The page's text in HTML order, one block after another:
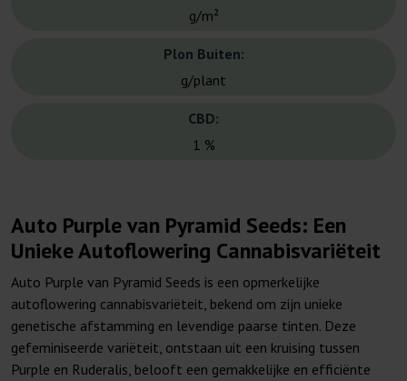
g/m²
Plon Buiten:
g/plant
CBD:
1 %
Auto Purple van Pyramid Seeds: Een
Unieke Autoflowering Cannabisvariëteit
Auto Purple van Pyramid Seeds is een opmerkelijke
autoflowering cannabisvariëteit, bekend om zijn unieke
genetische afstamming en levendige paarse tinten. Deze
gefeminiseerde variëteit, ontstaan uit een kruising tussen
Purple en Ruderalis, belooft een gemakkelijke en efficiënte